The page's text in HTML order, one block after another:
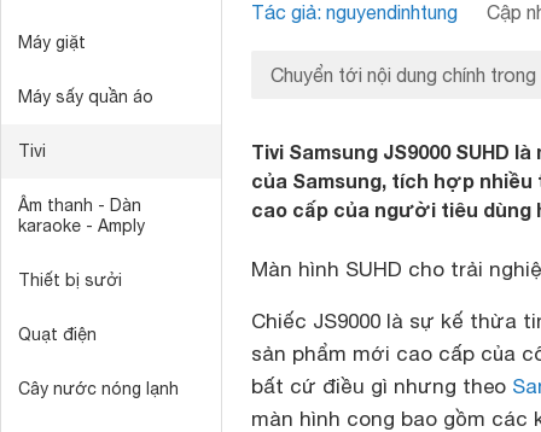
Máy giặt
Máy sấy quần áo
Tivi
Âm thanh - Dàn
karaoke - Amply
Thiết bị sưởi
Quạt điện
Cây nước nóng lạnh
Tác giả: nguyendinhtung Cập
Chuyển tới nội dung chính trong
Tivi Samsung JS9000 SUHD
của Samsung, tích hợp nhiều
cao cấp của người tiêu dùng
Màn hình SUHD cho trải
Chiếc JS9000 là sự kế thừa
sản phẩm mới cao cấp của
bất cứ điều gì nhưng theo
màn hình cong bao gồm các